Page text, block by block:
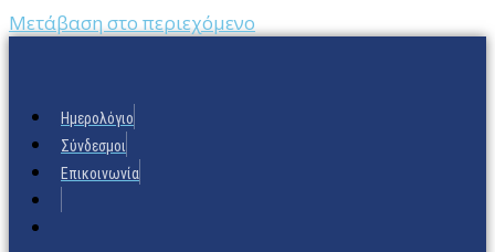
Μετάβαση στο περιεχόμενο
Ημερολόγιο
Σύνδεσμοι
Επικοινωνία